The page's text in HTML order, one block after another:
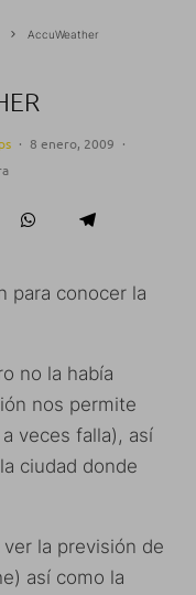
AccuWeather
· 8 enero, 2009 ·
para conocer la
no la había
nos permite
veces falla), así
ciudad donde
la previsión de
así como la